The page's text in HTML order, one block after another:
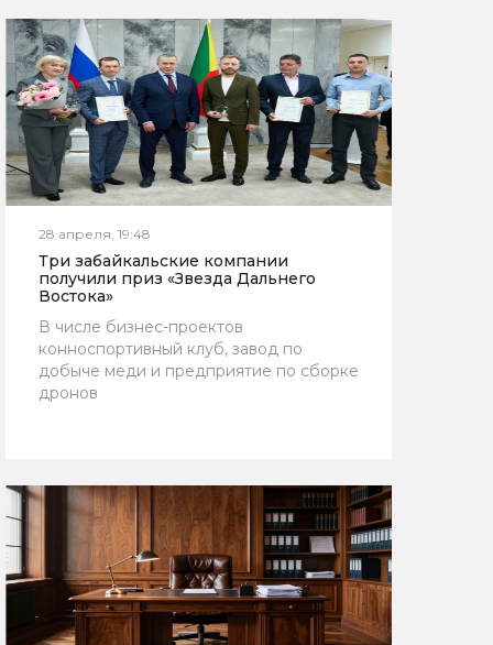
28 апреля, 19:48
Три забайкальские компании
получили приз «Звезда Дальнего
Востока»
В числе бизнес-проектов
конноспортивный клуб, завод по
добыче меди и предприятие по сборке
дронов